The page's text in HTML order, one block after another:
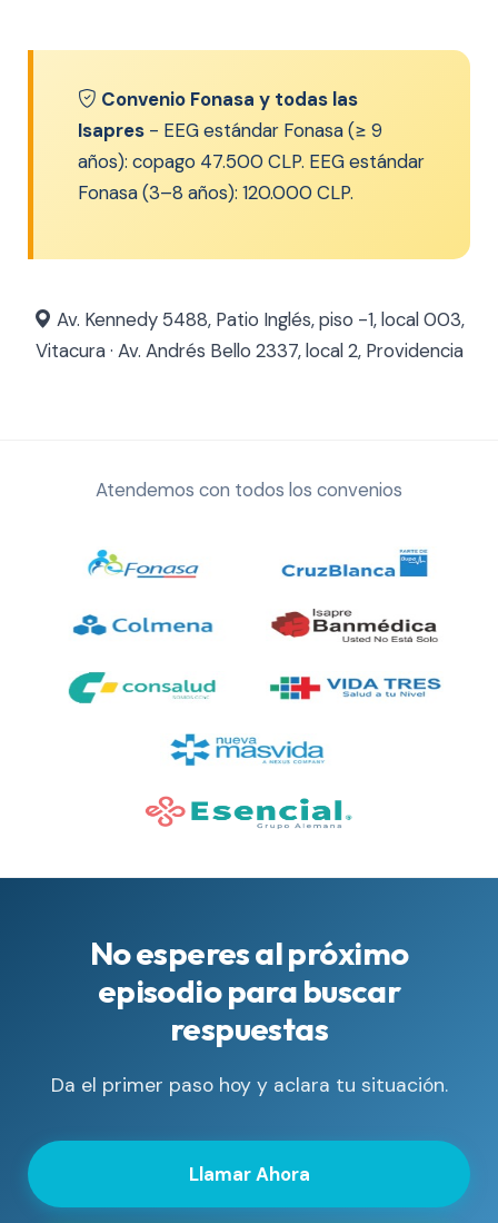
Convenio Fonasa y todas las
Isapres - EEG estándar Fonasa (≥ 9
años): copago 47.500 CLP. EEG estándar
Fonasa (3–8 años): 120.000 CLP.
Av. Kennedy 5488, Patio Inglés, piso -1, local 003,
Vitacura · Av. Andrés Bello 2337, local 2, Providencia
Atendemos con todos los convenios
No esperes al próximo
episodio para buscar
respuestas
Da el primer paso hoy y aclara tu situación.
Llamar Ahora